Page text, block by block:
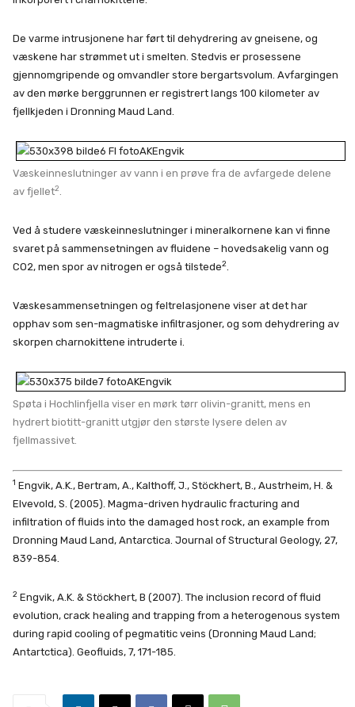
De varme intrusjonene har ført til dehydrering av gneisene, og
væskene har strømmet ut i smelten. Stedvis er prosessene
gjennomgripende og omvandler store bergartsvolum. Avfargingen
av den mørke berggrunnen er registrert langs 100 kilometer av
fjellkjeden i Dronning Maud Land.
Væskeinneslutninger av vann i en prøve fra de avfargede delene
av fjellet2
Ved å studere væskeinneslutninger i mineralkornene kan vi finne
svaret på sammensetningen av fluidene – hovedsakelig vann og
CO2, men spor av nitrogen er også tilstede2
Væskesammensetningen og feltrelasjonene viser at det har
opphav som sen-magmatiske infiltrasjoner, og som dehydrering av
skorpen charnokittene intruderte i.
Spøta i Hochlinfjella viser en mørk tørr olivin-granitt, mens en
hydrert biotitt-granitt utgjør den største lysere delen av
fjellmassivet.
1 Engvik, A.K., Bertram, A., Kalthoff, J., Stöckhert, B., Austrheim, H. &
Elvevold, S. (2005). Magma-driven hydraulic fracturing and
infiltration of fluids into the damaged host rock, an example from
Dronning Maud Land, Antarctica. Journal of Structural Geology, 27,
839-854.
2 Engvik, A.K. & Stöckhert, B (2007). The inclusion record of fluid
evolution, crack healing and trapping from a heterogenous system
during rapid cooling of pegmatitic veins (Dronning Maud Land;
Antartctica). Geofluids, 7, 171-185.